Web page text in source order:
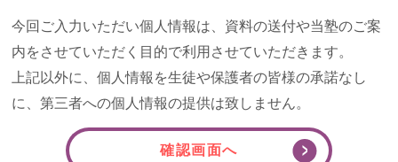
今回ご入力いただい個人情報は、資料の送付や当塾のご案
内をさせていただく目的で利用させていただきます。
上記以外に、個人情報を生徒や保護者の皆様の承諾なし
に、第三者への個人情報の提供は致しません。